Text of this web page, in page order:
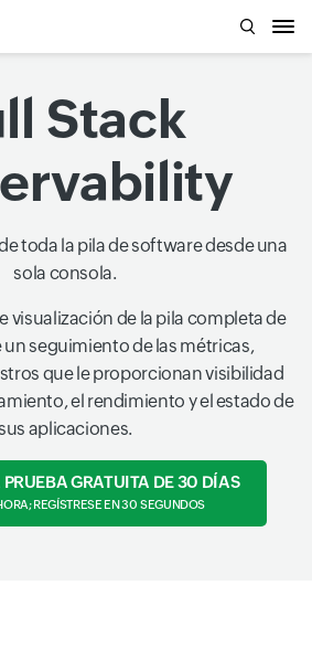
Stack
toda la pila de software desde una
sola consola.
visualización de la pila completa de
un seguimiento de las métricas,
que le proporcionan visibilidad
el rendimiento y el estado de
aplicaciones.
GRATUITA DE 30 DÍAS
REGÍSTRESE EN 30 SEGUNDOS